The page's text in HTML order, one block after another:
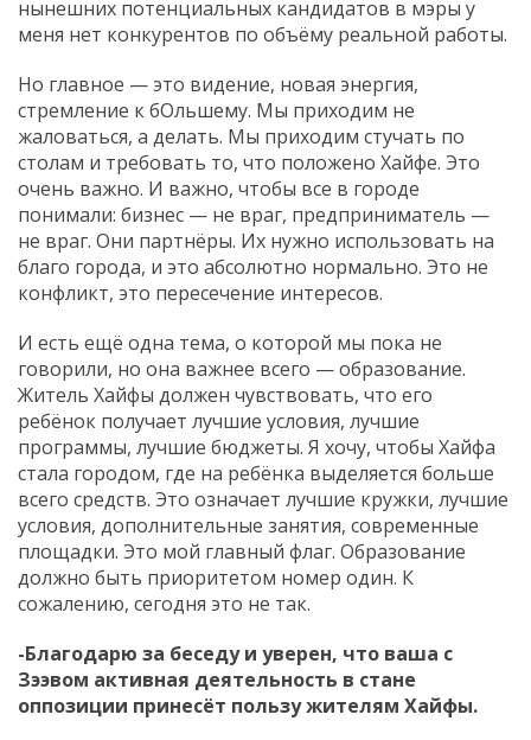
Искать
нынешних потенциальных кандидатов в мэры у
меня нет конкурентов по объёму реальной работы.
Но главное — это видение, новая энергия,
стремление к бОльшему. Мы приходим не
жаловаться, а делать. Мы приходим стучать по
столам и требовать то, что положено Хайфе. Это
очень важно. И важно, чтобы все в городе
понимали: бизнес — не враг, предприниматель —
не враг. Они партнёры. Их нужно использовать на
благо города, и это абсолютно нормально. Это не
конфликт, это пересечение интересов.
И есть ещё одна тема, о которой мы пока не
говорили, но она важнее всего — образование.
Житель Хайфы должен чувствовать, что его
ребёнок получает лучшие условия, лучшие
программы, лучшие бюджеты. Я хочу, чтобы Хайфа
стала городом, где на ребёнка выделяется больше
всего средств. Это означает лучшие кружки, лучшие
условия, дополнительные занятия, современные
площадки. Это мой главный флаг. Образование
должно быть приоритетом номер один. К
сожалению, сегодня это не так.
-Благодарю за беседу и уверен, что ваша с
Зээвом активная деятельность в стане
оппозиции принесёт пользу жителям Хайфы.